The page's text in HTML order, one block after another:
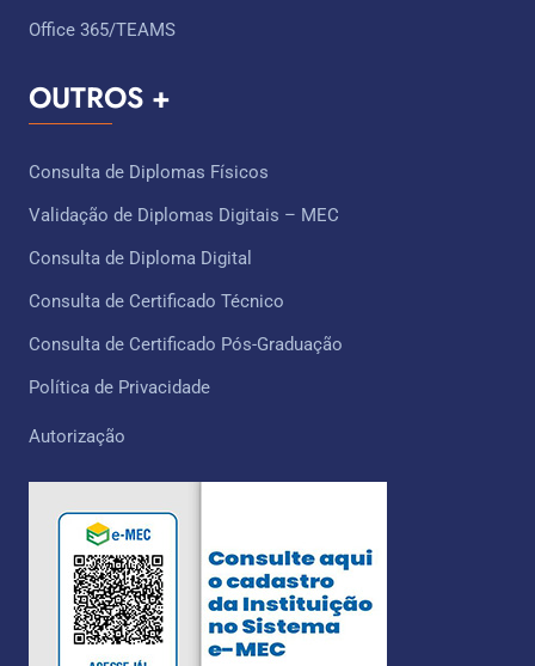
Office 365/TEAMS
OUTROS +
Consulta de Diplomas Físicos
Validação de Diplomas Digitais – MEC
Consulta de Diploma Digital
Consulta de Certificado Técnico ​
Consulta de Certificado Pós-Graduação
Política de Privacidade
Autorização